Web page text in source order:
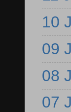
10
09
08
07